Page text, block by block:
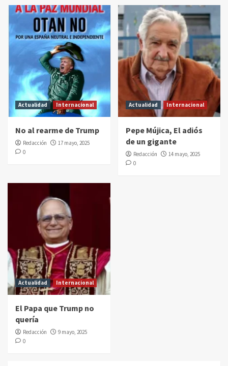
Actualidad Internacional
No al rearme de Trump
Redacción
17 mayo, 2025
0
Actualidad Internacional
Pepe Mújica, El adiós
de un gigante
Redacción
14 mayo, 2025
0
Actualidad Internacional
El Papa que Trump no
quería
Redacción
9 mayo, 2025
0